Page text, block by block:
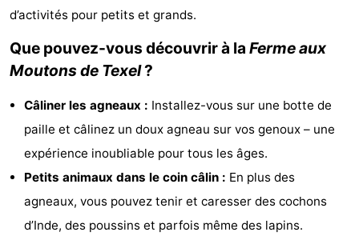
De
Waal
-
Oosterend
Nature
beaux
points
vue
Passer
nuit
Appartements
Bosch
d’activités pour petits et grands.
Que pouvez-vous découvrir à la Ferme aux
Moutons de Texel?
Câliner les agneaux : Installez-vous sur une botte de
paille et câlinez un doux agneau sur vos genoux – une
expérience inoubliable pour tous les âges.
Petits animaux dans le coin câlin : En plus des
agneaux, vous pouvez tenir et caresser des cochons
d’Inde, des poussins et parfois même des lapins.